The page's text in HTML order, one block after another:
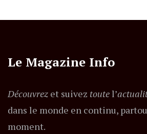
Le Magazine Info
Découvrez et suivez toutel’
dans le monde en continu,
moment.